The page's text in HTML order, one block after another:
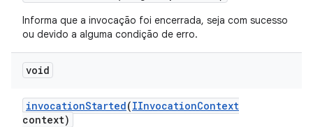
Informa que a invocação foi encerrada, seja com sucesso
ou devido a alguma condição de erro.
void
invocationStarted(IInvocationContext
context)